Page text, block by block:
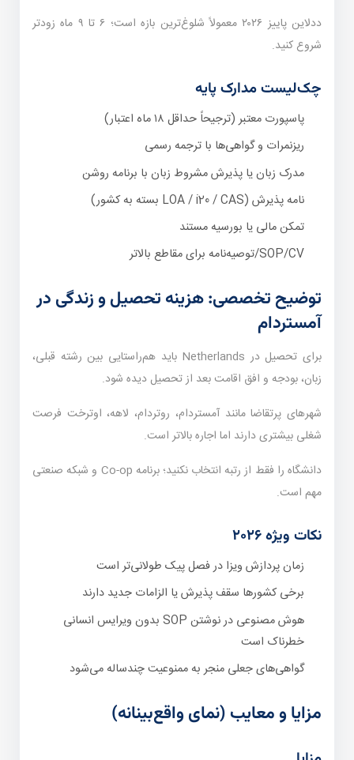
ددلاین پاییز ۲۰۲۶ معمولاً شلوغ‌ترین بازه است؛ ۶ تا ۹ ماه زودتر
شروع کنید.
چک‌لیست مدارک پایه
پاسپورت معتبر (ترجیحاً حداقل ۱۸ ماه اعتبار)
ریزنمرات و گواهی‌ها با ترجمه رسمی
مدرک زبان یا پذیرش مشروط زبان با برنامه روشن
نامه پذیرش (LOA / i20 / CAS بسته به کشور)
تمکن مالی یا بورسیه مستند
SOP/CV/توصیه‌نامه برای مقاطع بالاتر
توضیح تخصصی: هزینه تحصیل و زندگی در
آمستردام
برای تحصیل در Netherlands باید هم‌راستایی بین رشته قبلی،
زبان، بودجه و افق اقامت بعد از تحصیل دیده شود.
شهرهای پرتقاضا مانند آمستردام، روتردام، لاهه، اوترخت فرصت
شغلی بیشتری دارند اما اجاره بالاتر است.
دانشگاه را فقط از رتبه انتخاب نکنید؛ برنامه Co-op و شبکه صنعتی
مهم است.
نکات ویژه ۲۰۲۶
زمان پردازش ویزا در فصل پیک طولانی‌تر است
برخی کشورها سقف پذیرش یا الزامات جدید دارند
هوش مصنوعی در نوشتن SOP بدون ویرایس انسانی
خطرناک است
گواهی‌های جعلی منجر به ممنوعیت چندساله می‌شود
مزایا و معایب (نمای واقع‌بینانه)